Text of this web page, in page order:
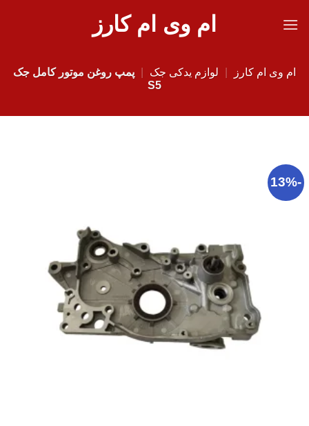
ام وی ام کارز
ام وی ام کارز لوازم یدکی جک
پمپ روغن موتور کامل جک
S5
-13%